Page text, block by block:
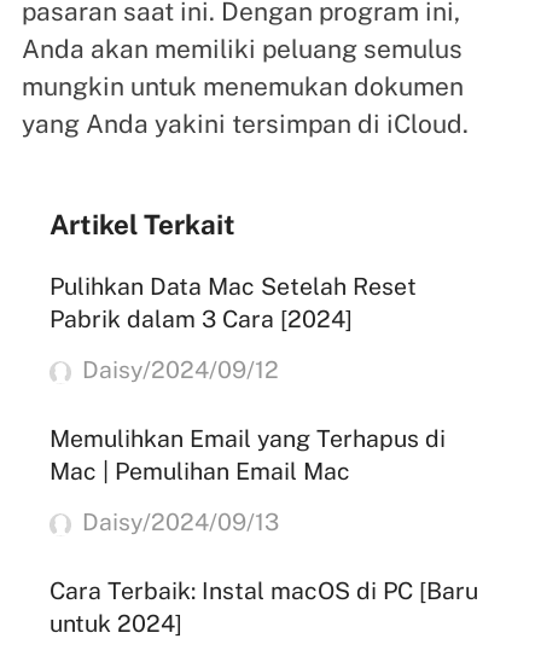
pasaran saat ini. Dengan program ini,
Anda akan memiliki peluang semulus
mungkin untuk menemukan dokumen
yang Anda yakini tersimpan di iCloud.
Artikel Terkait
Pulihkan Data Mac Setelah Reset
Pabrik dalam 3 Cara [2024]
Daisy/2024/09/12
Memulihkan Email yang Terhapus di
Mac | Pemulihan Email Mac
Daisy/2024/09/13
Cara Terbaik: Instal macOS di PC [Baru
untuk 2024]